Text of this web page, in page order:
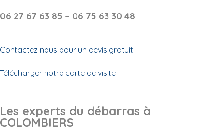
06 27 67 63 85 – 06 75 63 30 48
Contactez nous pour un devis gratuit !
Télécharger notre carte de visite
Les experts du débarras à
COLOMBIERS